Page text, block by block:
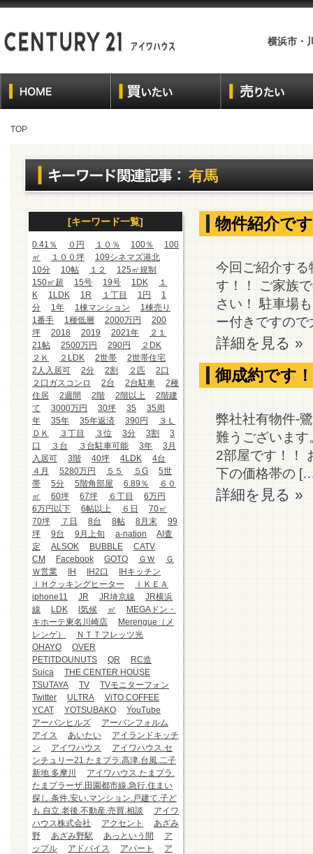
横浜市・
TOP
有馬
[キーワード一覧]
0.41％ ０円 １０％ 100％
100
㎡
１００坪
109シネマズ港北
10分
10帖 １２
125㎡規制
150㎡超
15号 19号 1DK
１
K
1LDK 1R １丁目 1円
1
分
1年 1棟マンション
1棟売り
1番手
1種低層 2000万円
200
坪
2018 2019 2021年
２１
21帖
2500万円 290円
２DK
２Ｋ
２LDK 2世帯
2世帯住宅
2人入居可
2分 2割 ２匹
2口
２口ガスコンロ
2台 2台駐車
2種
住居
2週間 2階 2階以上
2階建
て
3000万円 30坪 35
35周
年
35年 35年返済 390円
３Ｌ
ＤＫ
３丁目 ３位 3分 3割
3
口
３台 ３台駐車可能 3年
3月
入居可
3階 40坪 4LDK
4台
４月
5280万円 ５５ ５G
5世
帯
5分 5階角部屋 6.89％
６０
㎡
60坪 67坪 ６丁目
6万円
6万円以下
6帖以上 ６日
70㎡
70坪
７日 8台 8帖 8月末
99
坪
9台 9月上旬 a-nation
AI査
定
ALSOK BUBBLE
CATV
CM
Facebook GOTO ＧＷ
Ｇ
Ｗ営業
IH IH2口
IHキッチン
ＩＨクッキングヒーター
ＩＫＥＡ
iphone11
JR JR埼京線
JR横浜
線
LDK l気候 ㎡
MEGAドン・
キホーテ東名川崎店
Merengue（メ
レンゲ）
ＮＴＴフレッツ光
OHAYO
OVER
PETITDOUNUTS
QR
RC造
Suica
THE CENTER HOUSE
TSUTAYA
TV
TVモニターフォン
Twitter
ULTRA
ViTO COFFEE
YCAT
YOTSUBAKO
YouTube
アーバンヒルズ
アーバンフォルム
アイス
あいたい
アイランドキッチ
ン
アイワハウス
アイワハウス.セ
ンチュリー21.たまプラ.高津.台風.二子
新地.多摩川
アイワハウス.たまプラ.
たまプラーザ.田園都市線.急行.住まい
探し.条件.安い.マンション.戸建て.子ど
も.自立.老後.不動産.売買.相談
アイワ
ハウス株式会社
アクセント
あざみ
野
あざみ野駅 あっという間
ア
ップル
アドバイス アパート
ア
物件紹介で
今回ご紹介す
す！！ ご家族
さい！ 駐車場
ー付きですの
詳細を見る »
御成約です
弊社社有物件-
難うございま
2部屋です！！
下の価格帯の
詳細を見る »